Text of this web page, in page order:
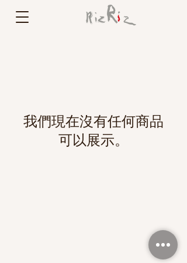
我們現在沒有任何商品
可以展示。